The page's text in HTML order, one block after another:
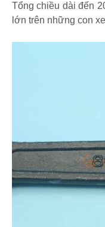
Tổng chiều dài đến
lớn trên những con